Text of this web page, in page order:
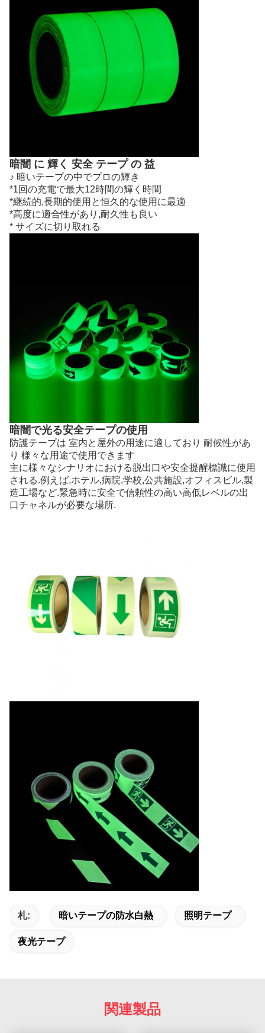
暗闇 に 輝く 安全 テープ の 益
♪ 暗いテープの中でプロの輝き
*1回の充電で最大12時間の輝く時間
*継続的,長期的使用と恒久的な使用に最適
*高度に適合性があり,耐久性も良い
* サイズに切り取れる
暗闇で光る安全テープの使用
防護テープは 室内と屋外の用途に適しており 耐候性があ
り 様々な用途で使用できます
主に様々なシナリオにおける脱出口や安全提醒標識に使用
される.例えば,ホテル,病院,学校,公共施設,オフィスビル,製
造工場など.緊急時に安全で信頼性の高い高低レベルの出
口チャネルが必要な場所.
札: 暗いテープの防水白熱 照明テープ
夜光テープ
関連製品